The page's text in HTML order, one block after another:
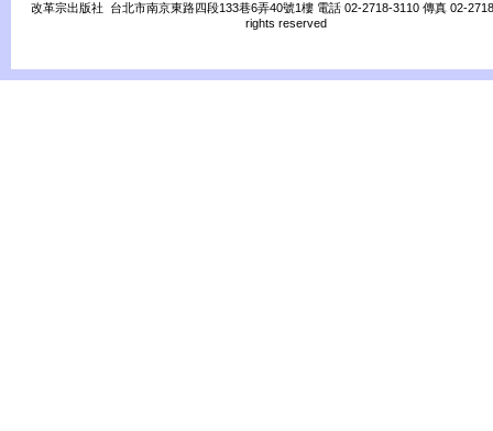
改革宗出版社 台北市南京東路四段133巷6弄40號1樓 電話 02-2718-3110 傳真 02-
rights reserved